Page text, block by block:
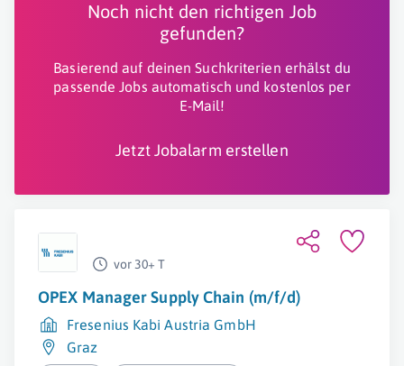
Noch nicht den richtigen Job
gefunden?
Basierend auf deinen Suchkriterien erhälst du
passende Jobs automatisch und kostenlos per
E-Mail!
Jetzt Jobalarm erstellen
vor 30+ T
OPEX Manager Supply Chain (m/f/d)
Fresenius Kabi Austria GmbH
Graz